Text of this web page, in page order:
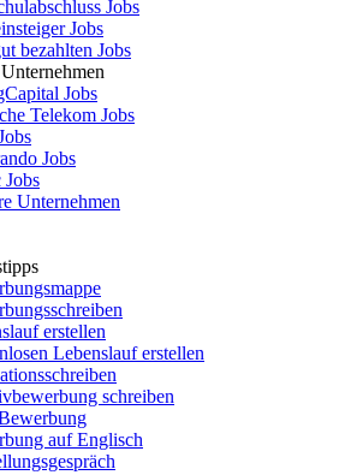
Jobs
Jobs
bezahlten Jobs
Jobs
Telekom Jobs
Jobs
Jobs
Unternehmen
erstellen
Lebenslauf erstellen
schreiben
auf Englisch